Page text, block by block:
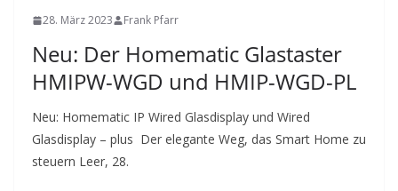
28. März 2023 Frank Pfarr
Neu: Der Homematic Glastaster
HMIPW-WGD und HMIP-WGD-PL
Neu: Homematic IP Wired Glasdisplay und Wired
Glasdisplay – plus Der elegante Weg, das Smart Home zu
steuern Leer, 28.